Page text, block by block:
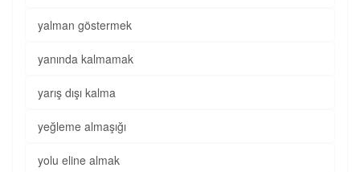
yalman göstermek
yanında kalmamak
yarış dışı kalma
yeğleme almaşığı
yolu eline almak